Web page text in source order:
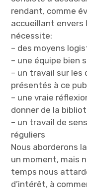
rendant, comme
accueillant envers
nécessite:
– des moyens
– une équipe bien
– un travail sur
présentés à ce
– une vraie
donner de la
– un travail de
réguliers
Nous aborderons
un moment, mais
temps nous
d’intérêt, à